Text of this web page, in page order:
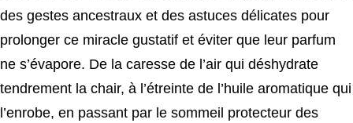
des gestes ancestraux et des astuces délicates pour
prolonger ce miracle gustatif et éviter que leur parfum
ne s’évapore. De la caresse de l’air qui déshydrate
tendrement la chair, à l’étreinte de l’huile aromatique qui
l’enrobe, en passant par le sommeil protecteur des